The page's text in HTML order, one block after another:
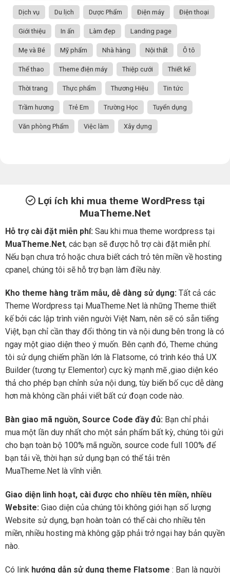
Dịch vụ Du lịch Dược Phẩm Điện máy Điện thoại
Giới thiệu In ấn Làm đẹp Landing page
Mẹ và Bé Mỹ phẩm Nhà hàng Nội thất Ô tô
Thể thao Theme điện máy Thiệp cưới Thiết kế
Thời trang Thực phẩm Thương Hiệu Tin tức
Trầm hương Trẻ Em Trường Học Tuyển dụng
Văn phòng Phẩm Việc làm Xây dựng
Lợi ích khi mua theme WordPress tại
MuaTheme.Net
Hỗ trợ cài đặt miễn phí: Sau khi mua theme wordpress tại
MuaTheme.Net, các bạn sẽ được hỗ trợ cài đặt miễn phí.
Nếu bạn chưa trỏ hoặc chưa biết cách trỏ tên miền về hosting
cpanel, chúng tôi sẽ hỗ trợ bạn làm điều này.
Kho theme hàng trăm mẫu, dễ dàng sử dụng: Tất cả các
Theme Wordpress tại MuaTheme.Net là những Theme thiết
kế bởi các lập trình viên người Việt Nam, nên sẽ có sẵn tiếng
Việt, bạn chỉ cần thay đổi thông tin và nội dung bên trong là có
ngay một giao diện theo ý muốn. Bên cạnh đó, Theme chúng
tôi sử dụng chiếm phần lớn là Flatsome, có trình kéo thả UX
Builder (tương tự Elementor) cực kỳ mạnh mẽ ,giao diện kéo
thả cho phép bạn chỉnh sửa nội dung, tùy biến bố cục dễ dàng
hơn mà không cần phải viết bất cứ đoạn code nào.
Bàn giao mã nguồn, Source Code đầy đủ: Bạn chỉ phải
mua một lần duy nhất cho một sản phẩm bất kỳ, chúng tôi gửi
cho bạn toàn bộ 100% mã nguồn, source code full 100% để
bạn tải về, thời hạn sử dụng bạn có thể tải trên
MuaTheme.Net là vĩnh viễn.
Giao diện linh hoạt, cài được cho nhiều tên miền, nhiều
Website: Giao diện của chúng tôi không giới hạn số lượng
Website sử dụng, bạn hoàn toàn có thể cài cho nhiều tên
miền, nhiều hosting mà không gặp phải trở ngại hay bản quyền
nào.
Có link hướng dẫn sử dụng theme Flatsome : Bạn là người